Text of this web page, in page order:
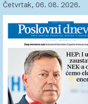
Četvrtak, 06. 08. 2026.